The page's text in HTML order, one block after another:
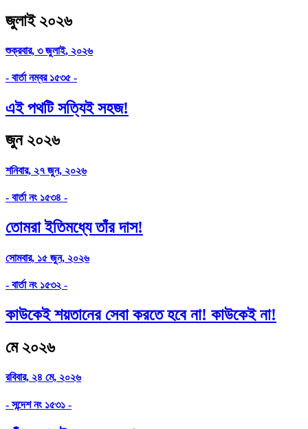
জুলাই ২০২৬
শুক্রবার, ৩ জুলাই, ২০২৬
- বার্তা নম্বর ১৫৩৫ -
এই পথটি সত্যিই সহজ!
জুন ২০২৬
শনিবার, ২৭ জুন, ২০২৬
- বার্তা নং ১৫৩৪ -
তোমরা ইতিমধ্যে তাঁর দাস!
সোমবার, ১৫ জুন, ২০২৬
- বার্তা নং ১৫৩২ -
কাউকেই শয়তানের সেবা করতে হবে না! কাউকেই না!
মে ২০২৬
রবিবার, ২৪ মে, ২০২৬
- সন্দেশ নং ১৫৩১ -